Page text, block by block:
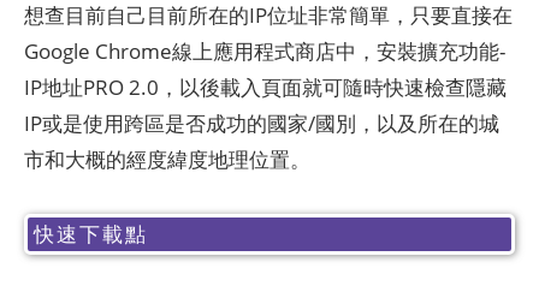
想查目前自己目前所在的IP位址非常簡單，只要直接在
Google Chrome線上應用程式商店中，安裝擴充功能-
IP地址PRO 2.0，以後載入頁面就可隨時快速檢查隱藏
IP或是使用跨區是否成功的國家/國別，以及所在的城
市和大概的經度緯度地理位置。
快速下載點